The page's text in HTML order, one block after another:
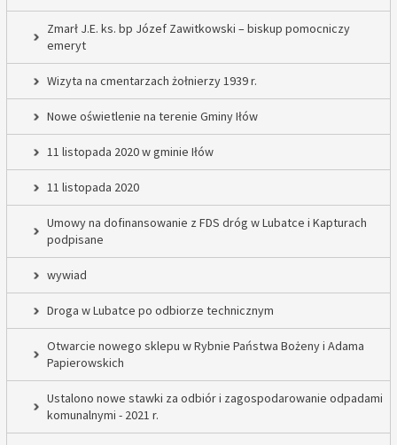
Zmarł J.E. ks. bp Józef Zawitkowski – biskup pomocniczy
emeryt
Wizyta na cmentarzach żołnierzy 1939 r.
Nowe oświetlenie na terenie Gminy Iłów
11 listopada 2020 w gminie Iłów
11 listopada 2020
Umowy na dofinansowanie z FDS dróg w Lubatce i Kapturach
podpisane
wywiad
Droga w Lubatce po odbiorze technicznym
Otwarcie nowego sklepu w Rybnie Państwa Bożeny i Adama
Papierowskich
Ustalono nowe stawki za odbiór i zagospodarowanie odpadami
komunalnymi - 2021 r.